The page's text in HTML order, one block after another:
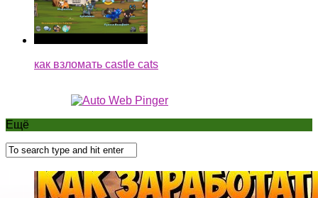
как взломать castle cats
Ещё